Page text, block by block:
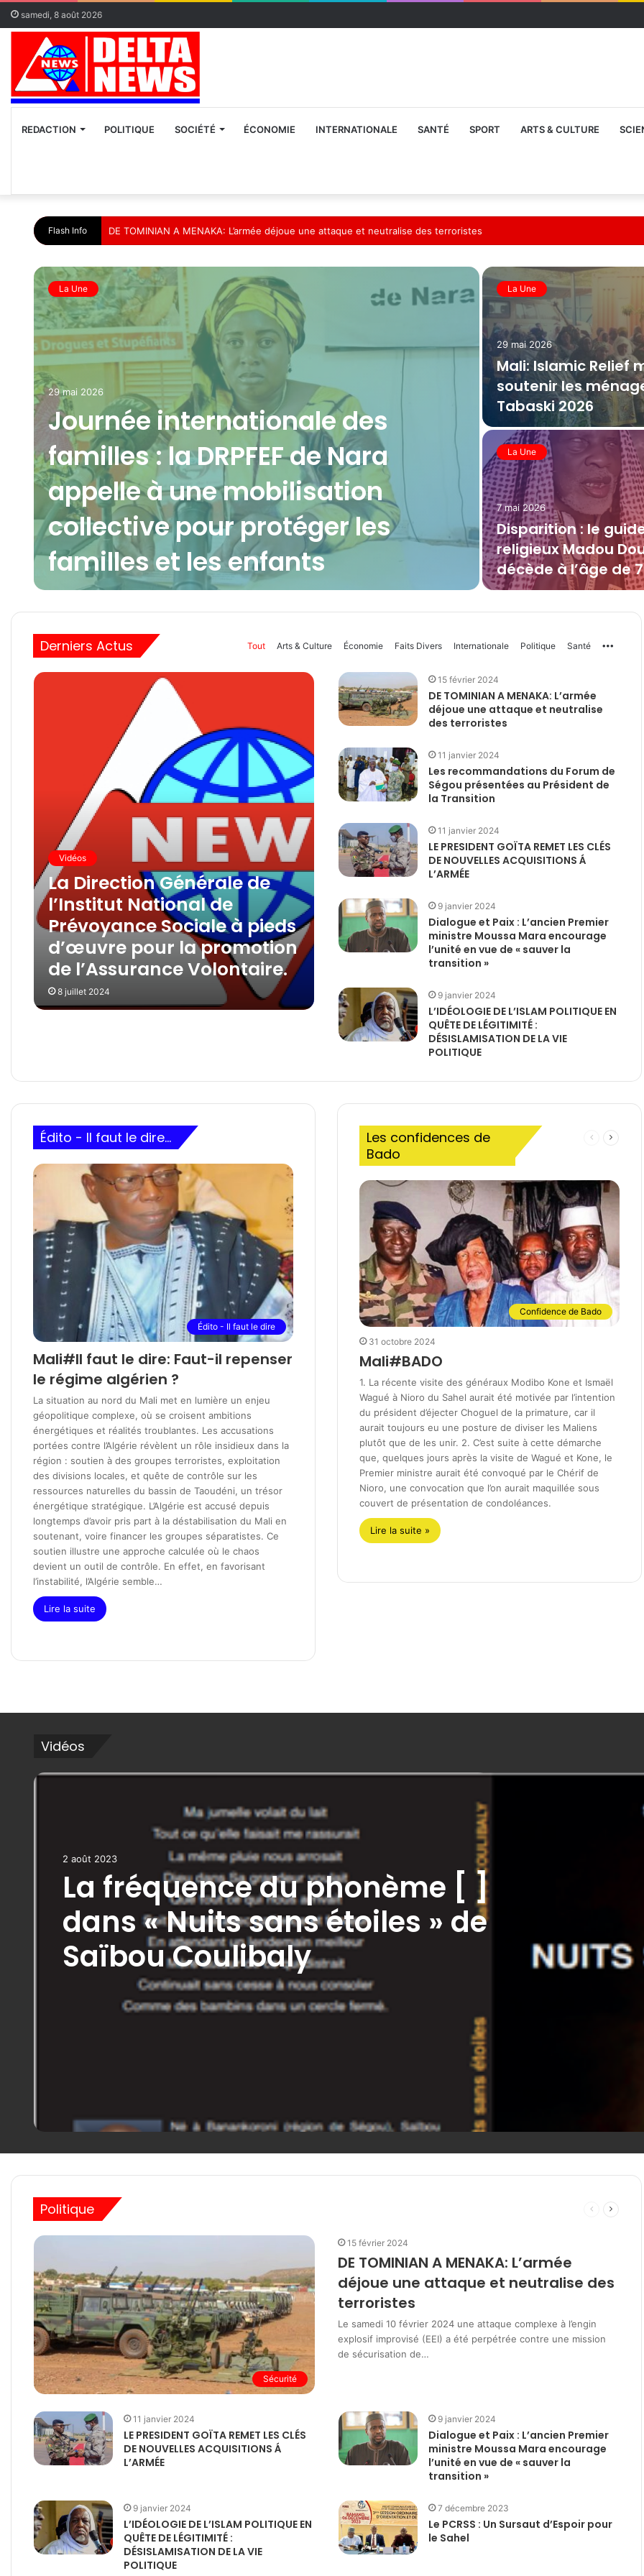
samedi, 8 août 2026
REDACTION POLITIQUE SOCIÉTÉ ÉCONOMIE INTERNATIONALE SANTÉ SPORT ARTS & CULTURE
Flash Info Les recommandations du Forum de Ségou présentées au Président de la Transition
La Une
29 mai 2026
Journée internationale des
familles : la DRPFEF de Nara
appelle à une mobilisation
collective pour protéger les
familles et les enfants
La Une
29 mai 2026
Mali: Islamic Relief
soutenir les
Tabaski 2026
La Une
7 mai 2026
Disparition : le
religieux Madou
décède à l’âge de
Derniers Actus Tout Arts & Culture Économie Faits Divers Internationale Politique Santé
Vidéos
La Direction Générale de
l’Institut National de
Prévoyance Sociale à pieds
d’œuvre pour la promotion
de l’Assurance Volontaire.
8 juillet 2024
15 février 2024
DE TOMINIAN A MENAKA: L’armée
déjoue une attaque et neutralise
des terroristes
11 janvier 2024
Les recommandations du Forum de
Ségou présentées au Président de
la Transition
11 janvier 2024
LE PRESIDENT GOÏTA REMET LES CLÉS
DE NOUVELLES ACQUISITIONS Á
L’ARMÉE
9 janvier 2024
Dialogue et Paix : L’ancien Premier
ministre Moussa Mara encourage
l’unité en vue de « sauver la
transition »
9 janvier 2024
L’IDÉOLOGIE DE L’ISLAM POLITIQUE EN
QUÊTE DE LÉGITIMITÉ :
DÉSISLAMISATION DE LA VIE
POLITIQUE
Édito - Il faut le dire...
Édito - Il faut le dire
Mali#Il faut le dire: Faut-il repenser
le régime algérien ?
La situation au nord du Mali met en lumière un enjeu
géopolitique complexe, où se croisent ambitions
énergétiques et réalités troublantes. Les accusations
portées contre l’Algérie révèlent un rôle insidieux dans la
région : soutien à des groupes terroristes, exploitation
des divisions locales, et quête de contrôle sur les
ressources naturelles du bassin de Taoudéni, un trésor
énergétique stratégique. L’Algérie est accusé depuis
longtemps d’avoir pris part à la déstabilisation du Mali en
soutenant, voire financer les groupes séparatistes. Ce
soutien illustre une approche calculée où le chaos
devient un outil de contrôle. En effet, en favorisant
l’instabilité, l’Algérie semble…
Lire la suite
Les confidences de
Bado
Page
Confidence de Bado
31 octobre 2024
Mali#BADO
1. La récente visite des généraux Modibo Kone et Ismaël
Wagué à Nioro du Sahel aurait été motivée par l’intention
du président d’éjecter Choguel de la primature, car il
aurait toujours eu une posture de diviser les Maliens
plutôt que de les unir. 2. C’est suite à cette démarche
que, quelques jours après la visite de Wagué et Kone, le
Premier ministre aurait été convoqué par le Chérif de
Nioro, une convocation que l’on aurait maquillée sous
couvert de présentation de condoléances.
Lire la suite »
Vidéos
2 août 2023
La fréquence du phonème [ ]
dans « Nuits sans étoiles » de
Saïbou Coulibaly
Politique
Page
Sécurité
15 février 2024
DE TOMINIAN A MENAKA: L’armée
déjoue une attaque et neutralise des
terroristes
Le samedi 10 février 2024 une attaque complexe à l’engin
explosif improvisé (EEI) a été perpétrée contre une mission
de sécurisation de…
11 janvier 2024
LE PRESIDENT GOÏTA REMET LES CLÉS
DE NOUVELLES ACQUISITIONS Á
L’ARMÉE
9 janvier 2024
Dialogue et Paix : L’ancien Premier
ministre Moussa Mara encourage
l’unité en vue de « sauver la
transition »
9 janvier 2024
L’IDÉOLOGIE DE L’ISLAM POLITIQUE EN
QUÊTE DE LÉGITIMITÉ :
DÉSISLAMISATION DE LA VIE
POLITIQUE
7 décembre 2023
Le PCRSS : Un Sursaut d’Espoir pour
le Sahel